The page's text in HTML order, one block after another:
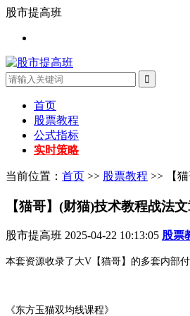
股市提高班
首页
股票教程
公式指标
实时策略
当前位置： 首页 >> 股票教程 >> 【
【猫哥】(财猫)技术教程战法
股市提高班 2025-04-22 10:13:05 股票
本套资源收录了大V【猫哥】的多套内部
《东方玉猫双均线课程》